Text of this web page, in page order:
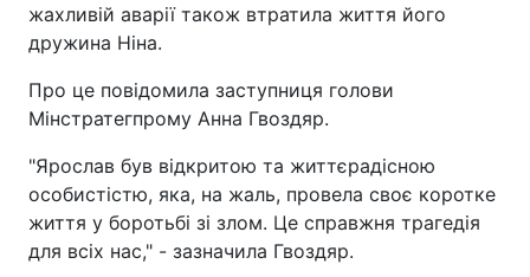
жахливій аварії також втратила життя його
дружина Ніна.
Про це повідомила заступниця голови
Мінстратегпрому Анна Гвоздяр.
"Ярослав був відкритою та життєрадісною
особистістю, яка, на жаль, провела своє коротке
життя у боротьбі зі злом. Це справжня трагедія
для всіх нас," - зазначила Гвоздяр.